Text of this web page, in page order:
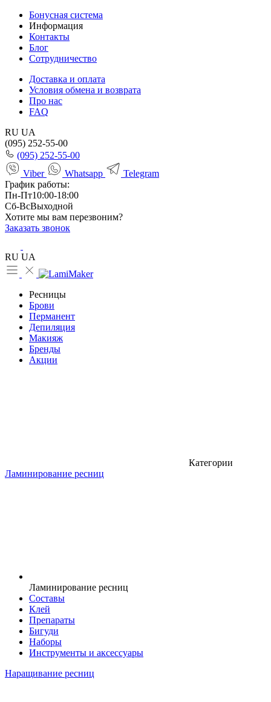
Бонусная система
Информация
Контакты
Блог
Сотрудничество
Доставка и оплата
Условия обмена и возврата
Про нас
FAQ
RU UA
(095) 252-55-00
(095) 252-55-00
Viber
Whatsapp
Telegram
График работы:
Пн-Пт10:00-18:00
Сб-ВсВыходной
Хотите мы вам перезвоним?
Заказать звонок
RU UA
Ресницы
Брови
Перманент
Депиляция
Макияж
Бренды
Акции
Категории
Ламинирование ресниц
Ламинирование ресниц
Составы
Клей
Препараты
Бигуди
Наборы
Инструменты и аксессуары
Наращивание ресниц